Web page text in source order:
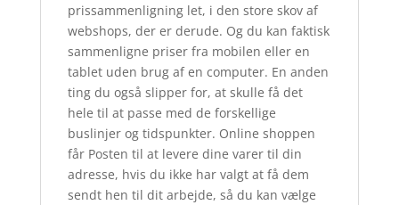
prissammenligning let, i den store skov af
webshops, der er derude. Og du kan faktisk
sammenligne priser fra mobilen eller en
tablet uden brug af en computer. En anden
ting du også slipper for, at skulle få det
hele til at passe med de forskellige
buslinjer og tidspunkter. Online shoppen
får Posten til at levere dine varer til din
adresse, hvis du ikke har valgt at få dem
sendt hen til dit arbejde, så du kan vælge